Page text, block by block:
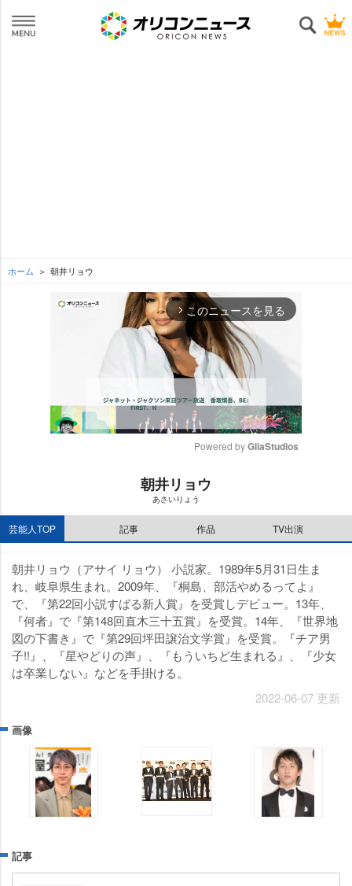
ホーム 朝井リョウ
arrow_forward_ios このニュースを見る
Powered by GliaStudios
朝井リョウ
あさいりょう
芸能人TOP 記事 作品 TV出演
朝井リョウ（アサイ リョウ） 小説家。1989年5月31日生ま
れ、岐阜県生まれ。2009年、『桐島、部活やめるってよ』
で、『第22回小説すばる新人賞』を受賞しデビュー。13年、
『何者』で『第148回直木三十五賞』を受賞。14年、『世界地
図の下書き』で『第29回坪田譲治文学賞』を受賞。『チア男
子!!』、『星やどりの声』、『もういちど生まれる』、『少女
は卒業しない』などを手掛ける。
2022-06-07 更新
画像
記事